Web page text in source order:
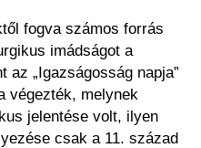
fogva számos forrás
imádságot a
„Igazságosság napja”
végezték, melynek
jelentése volt, ilyen
csak a 11. század